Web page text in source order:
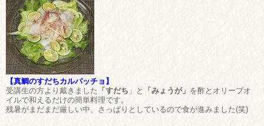
【真鯛のすだちカルパッチョ】
受講生の方より戴きました 「すだち 」と 「みょうが」 を酢とオリーブオ
イルで和えるだけの簡単料理です。
残暑がまだまだ厳しい中、さっぱりとしているので食が進みました(笑)